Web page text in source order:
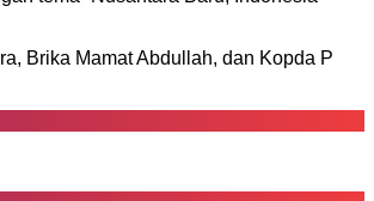
Brika Mamat Abdullah, dan Kopda P